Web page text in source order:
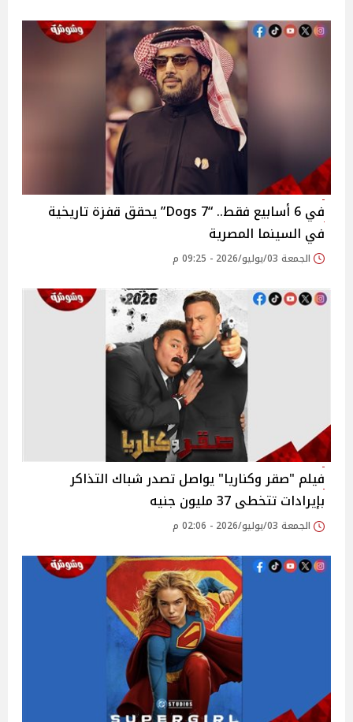
في 6 أسابيع فقط.. “7 Dogs” يحقق قفزة تاريخية
في السينما المصرية
الجمعة 03/يوليو/2026 - 09:25 م
فيلم "صقر وكناريا" يواصل تصدر شباك التذاكر
بإيرادات تتخطى 37 مليون جنيه
الجمعة 03/يوليو/2026 - 02:06 م